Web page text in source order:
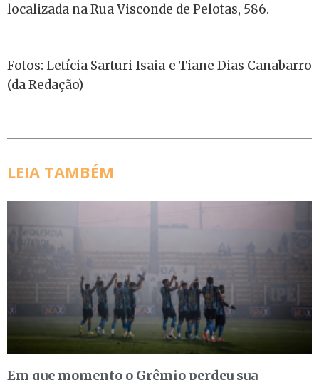
localizada na Rua Visconde de Pelotas, 586.
Fotos: Letícia Sarturi Isaia e Tiane Dias Canabarro
(da Redação)
LEIA TAMBÉM
Em que momento o Grêmio perdeu sua